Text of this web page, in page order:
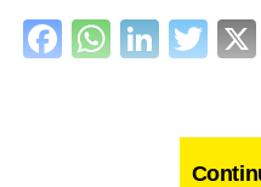
Facebook